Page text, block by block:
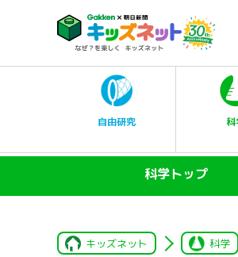
自由研究
科学トップ
キッズネット 科学